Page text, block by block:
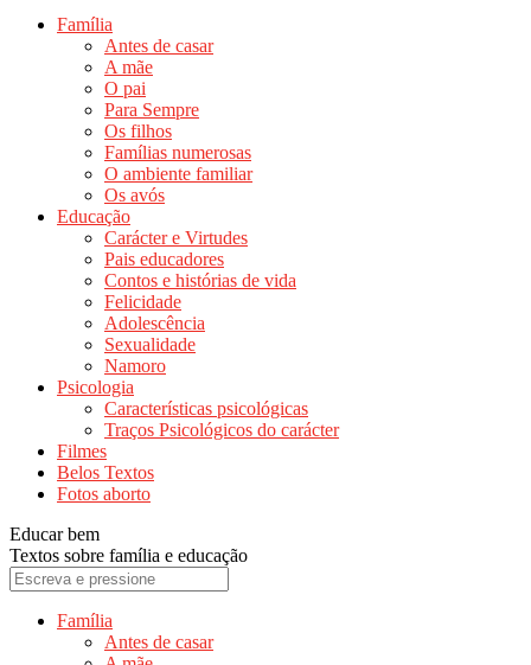
Família
Antes de casar
A mãe
O pai
Para Sempre
Os filhos
Famílias numerosas
O ambiente familiar
Os avós
Educação
Carácter e Virtudes
Pais educadores
Contos e histórias de vida
Felicidade
Adolescência
Sexualidade
Namoro
Psicologia
Características psicológicas
Traços Psicológicos do carácter
Filmes
Belos Textos
Fotos aborto
Educar bem
Textos sobre família e educação
Família
Antes de casar